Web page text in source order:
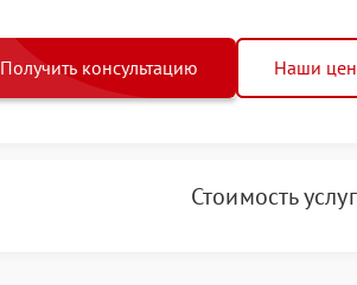
Получить консультацию Наши
Стоимость